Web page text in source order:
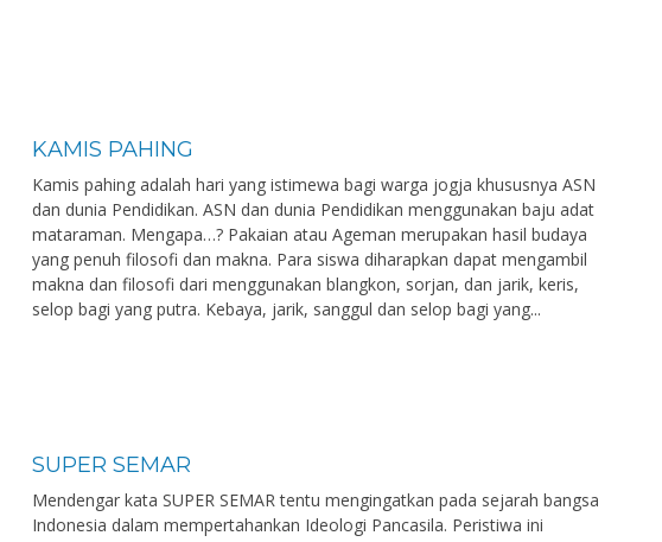
KAMIS PAHING
Kamis pahing adalah hari yang istimewa bagi warga jogja khususnya ASN
dan dunia Pendidikan. ASN dan dunia Pendidikan menggunakan baju adat
mataraman. Mengapa…? Pakaian atau Ageman merupakan hasil budaya
yang penuh filosofi dan makna. Para siswa diharapkan dapat mengambil
makna dan filosofi dari menggunakan blangkon, sorjan, dan jarik, keris,
selop bagi yang putra. Kebaya, jarik, sanggul dan selop bagi yang...
SUPER SEMAR
Mendengar kata SUPER SEMAR tentu mengingatkan pada sejarah bangsa
Indonesia dalam mempertahankan Ideologi Pancasila. Peristiwa ini